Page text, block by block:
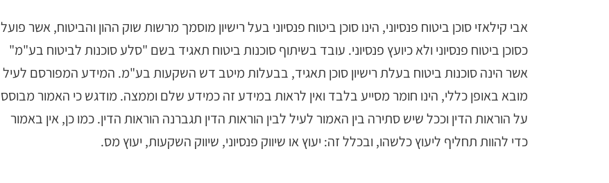
אבי קילאזי סוכן ביטוח פנסיוני, הינו סוכן ביטוח פנסיוני בעל רישיון מוסמך מרשות שוק ההון והביטוח, אשר פועל
כסוכן ביטוח פנסיוני ולא כיועץ פנסיוני. עובד בשיתוף סוכנות ביטוח תאגיד בשם "סלע סוכנות לביטוח בע"מ"
אשר הינה סוכנות ביטוח בעלת רישיון סוכן תאגיד, בבעלות מיטב דש השקעות בע"מ. המידע המפורסם לעיל
מובא באופן כללי, הינו חומר מסייע בלבד ואין לראות במידע זה כמידע שלם וממצה. מודגש כי האמור מבוסס
על הוראות הדין וככל שיש סתירה בין האמור לעיל לבין הוראות הדין תגברנה הוראות הדין. כמו כן, אין באמור
כדי להוות תחליף ליעוץ כלשהו, ובכלל זה: יעוץ או שיווק פנסיוני, שיווק השקעות, יעוץ מס.